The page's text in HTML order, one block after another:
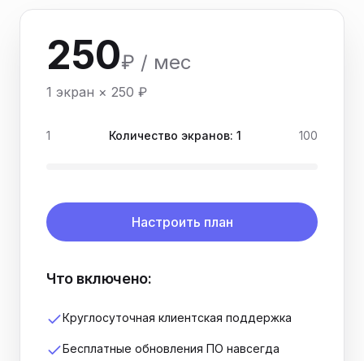
250₽ / мес
1 экран × 250 ₽
1 Количество экранов: 1 100
Настроить план
Что включено:
Круглосуточная клиентская поддержка
Бесплатные обновления ПО навсегда